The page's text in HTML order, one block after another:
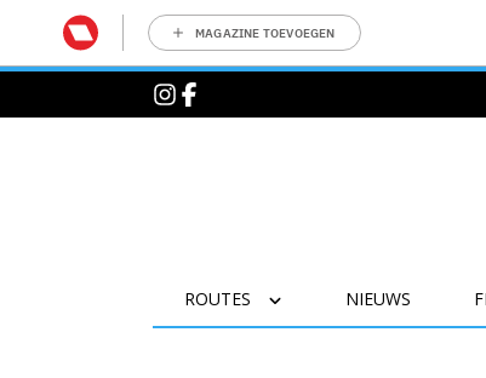
MAGAZINE TOEVOEGEN
ROUTES NIEUWS